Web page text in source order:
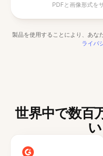
PDFと画像形式を
製品を使用することにより、あな
ライバ
世界中で数百